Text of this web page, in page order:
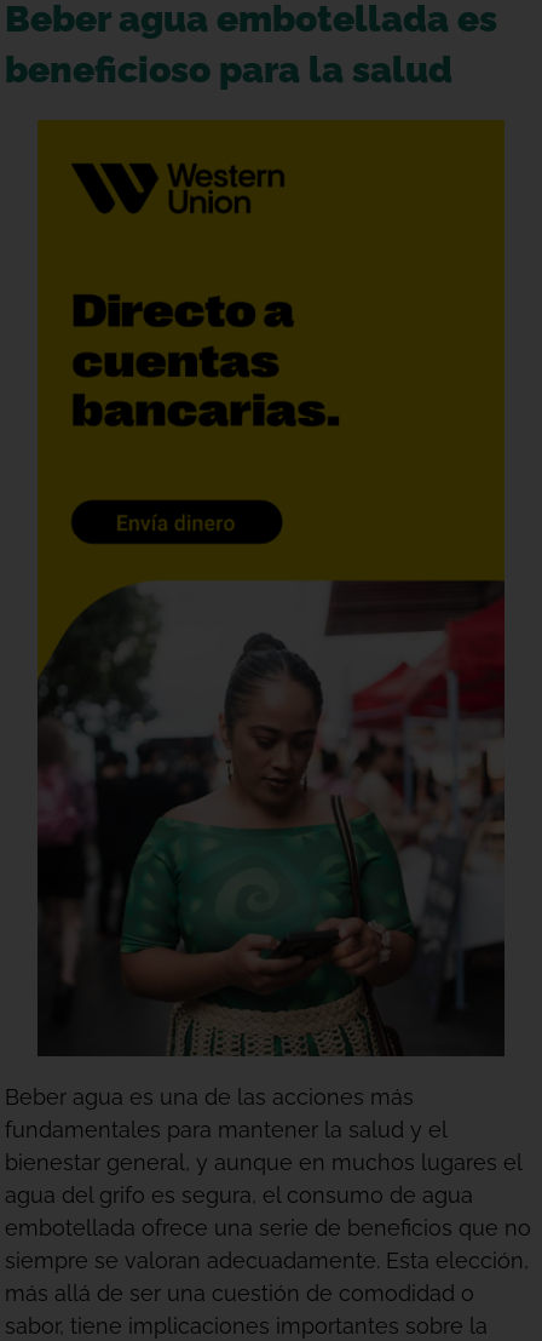
Beber agua embotellada es
beneficioso para la salud
Beber agua es una de las acciones más
fundamentales para mantener la salud y el
bienestar general, y aunque en muchos lugares el
agua del grifo es segura, el consumo de agua
embotellada ofrece una serie de beneficios que no
siempre se valoran adecuadamente. Esta elección,
más allá de ser una cuestión de comodidad o
sabor, tiene implicaciones importantes sobre la